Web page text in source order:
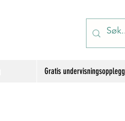
Gratis undervisningsopplegg